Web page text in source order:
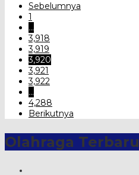
Sebelumnya
1
…
3,918
3,919
3,920
3,921
3,922
…
4,288
Berikutnya
Olahraga Terbaru